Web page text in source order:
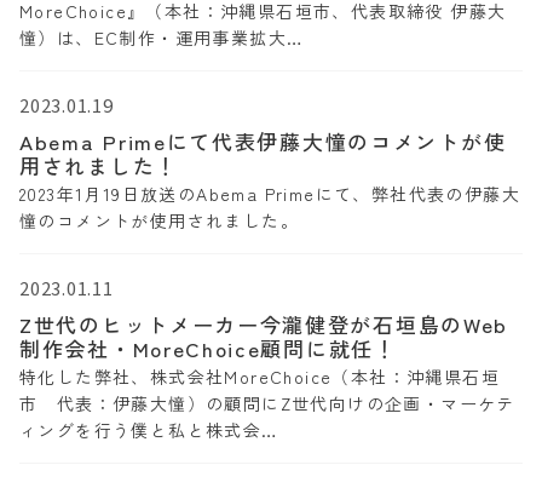
MoreChoice』（本社：沖縄県石垣市、代表取締役 伊藤大
憧）は、EC制作・運用事業拡大…
2023.01.19
Abema Primeにて代表伊藤大憧のコメントが使
用されました！
2023年1月19日放送のAbema Primeにて、弊社代表の伊藤大
憧のコメントが使用されました。
2023.01.11
Z世代のヒットメーカー今瀧健登が石垣島のWeb
制作会社・MoreChoice顧問に就任！
特化した弊社、株式会社MoreChoice（本社：沖縄県石垣
市 代表：伊藤大憧）の顧問にZ世代向けの企画・マーケテ
ィングを行う僕と私と株式会…